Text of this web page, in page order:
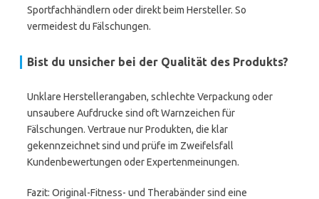
Sportfachhändlern oder direkt beim Hersteller. So
vermeidest du Fälschungen.
Bist du unsicher bei der Qualität des Produkts?
Unklare Herstellerangaben, schlechte Verpackung oder
unsaubere Aufdrucke sind oft Warnzeichen für
Fälschungen. Vertraue nur Produkten, die klar
gekennzeichnet sind und prüfe im Zweifelsfall
Kundenbewertungen oder Expertenmeinungen.
Fazit: Original-Fitness- und Therabänder sind eine